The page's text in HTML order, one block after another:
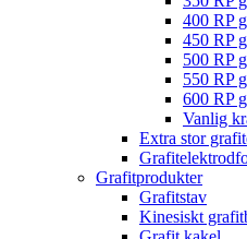
400 RP
450 RP
500 RP
550 RP
600 RP
Vanlig
Extra stor
Grafitprodukter
Grafitstav
Kinesiskt